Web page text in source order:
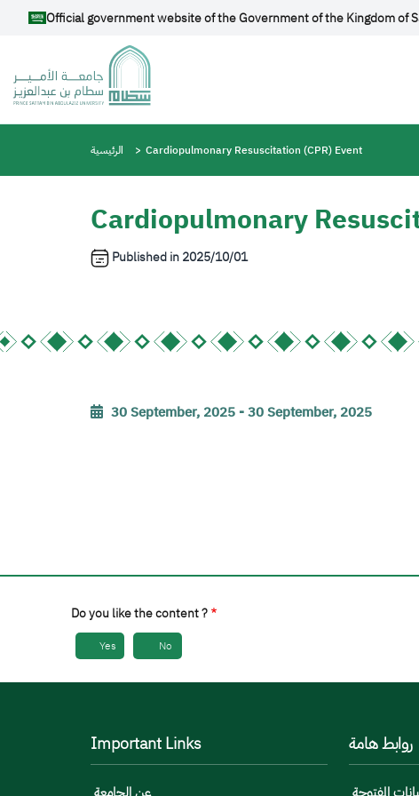
Skip to main content
Official government website of the Government of the Kingdom of
Breadcrumb
الرئيسية Cardiopulmonary Resuscitation (CPR) Event
Cardiopulmonary
Published in2025/10/01
30 September, 2025 -30 September, 2025
Do you like the content ?
Yes No
Important Links
عن الجامعة
روابط هامة
المفتوحة